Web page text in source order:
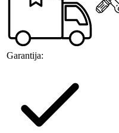
Garantija: